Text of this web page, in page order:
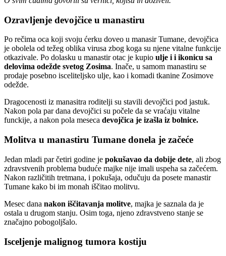
Ozravljenje devojčice u manastiru
Po rečima oca koji svoju ćerku doveo u manasir Tumane, devojčica
je obolela od težeg oblika virusa zbog koga su njene vitalne funkcije
otkazivale. Po dolasku u manastir otac je kupio ulje i i ikonicu sa
delovima odežde svetog Zosima. Inače, u samom manastiru se
prodaje posebno isceliteljsko ulje, kao i komadi tkanine Zosimove
odežde.
Dragocenosti iz manasitra roditelji su stavili devojčici pod jastuk.
Nakon pola par dana devojčici su počele da se vraćaju vitalne
funckije, a nakon pola meseca devojčica je izašla iz bolnice.
Molitva u manastiru Tumane donela je začeće
Jedan mladi par četiri godine je pokušavao da dobije dete, ali zbog
zdravstvenih problema buduće majke nije imali uspeha sa začećem.
Nakon različitih tretmana, i pokušaja, odučuju da posete manastir
Tumane kako bi im monah iščitao molitvu.
Mesec dana nakon iščitavanja molitve, majka je saznala da je
ostala u drugom stanju. Osim toga, njeno zdravstveno stanje se
značajno pobogoljšalo.
Isceljenje malignog tumora kostiju